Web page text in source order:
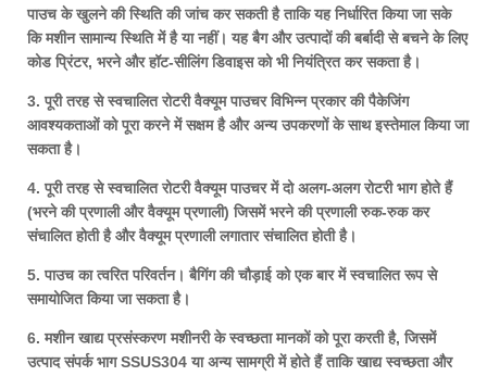
पाउच के खुलने की स्थिति की जांच कर सकती है ताकि यह निर्धारित किया जा सके
कि मशीन सामान्य स्थिति में है या नहीं। यह बैग और उत्पादों की बर्बादी से बचने के लिए
कोड प्रिंटर, भरने और हॉट-सीलिंग डिवाइस को भी नियंत्रित कर सकता है।
3. पूरी तरह से स्वचालित रोटरी वैक्यूम पाउचर विभिन्न प्रकार की पैकेजिंग
आवश्यकताओं को पूरा करने में सक्षम है और अन्य उपकरणों के साथ इस्तेमाल किया जा
सकता है।
4. पूरी तरह से स्वचालित रोटरी वैक्यूम पाउचर में दो अलग-अलग रोटरी भाग होते हैं
(भरने की प्रणाली और वैक्यूम प्रणाली) जिसमें भरने की प्रणाली रुक-रुक कर
संचालित होती है और वैक्यूम प्रणाली लगातार संचालित होती है।
5. पाउच का त्वरित परिवर्तन। बैगिंग की चौड़ाई को एक बार में स्वचालित रूप से
समायोजित किया जा सकता है।
6. मशीन खाद्य प्रसंस्करण मशीनरी के स्वच्छता मानकों को पूरा करती है, जिसमें
उत्पाद संपर्क भाग SSUS304 या अन्य सामग्री में होते हैं ताकि खाद्य स्वच्छता और